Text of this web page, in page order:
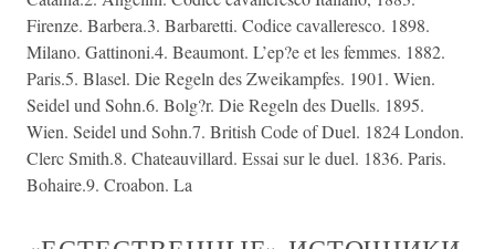
Firenze. Barbera.3. Barbaretti. Codice сavalleresco. 1898.
Milano. Gattinoni.4. Beaumont. L’ep?e et les femmes. 1882.
Paris.5. Blasel. Die Regeln des Zweikampfes. 1901. Wien.
Seidel und Sohn.6. Bolg?r. Die Regeln des Duells. 1895.
Wien. Seidel und Sohn.7. British Сode of Duel. 1824 London.
Clerc Smith.8. Chateauvillard. Essai sur le duel. 1836. Paris.
Bohaire.9. Croabon. La